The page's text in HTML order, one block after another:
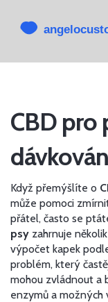
MELATONIN PSOVI
CBD PRO PSA
ALTERNATIVY K CBD
CBD pro
Když přemýšlíte o
může pomoci
přátel, často se
psy zahrnuje
výpočet kapek
problém, který
mohou zvládnout a
enzymů a možných